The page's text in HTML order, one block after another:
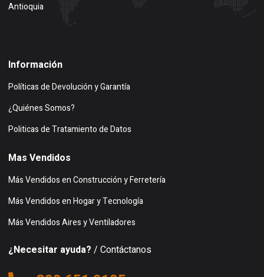
Antioquia
Información
Políticas de Devolución y Garantía
¿Quiénes Somos?
Politicas de Tratamiento de Datos
Mas Vendidos
Más Vendidos en Construcción y Ferretería
Más Vendidos en Hogar y Tecnología
Más Vendidos Aires y Ventiladores
¿Necesitar ayuda? / Contáctanos